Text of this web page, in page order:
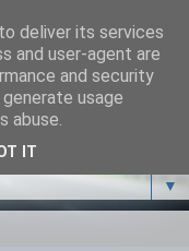
▼
deliver its services
and user-agent are
and security
usage
abuse.
IT